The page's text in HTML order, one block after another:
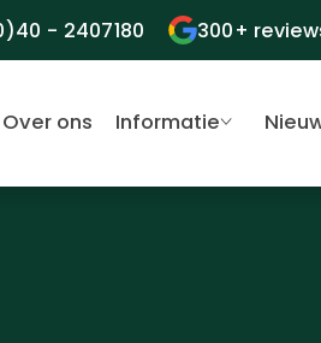
- 2407180 300+
Over ons Informatie